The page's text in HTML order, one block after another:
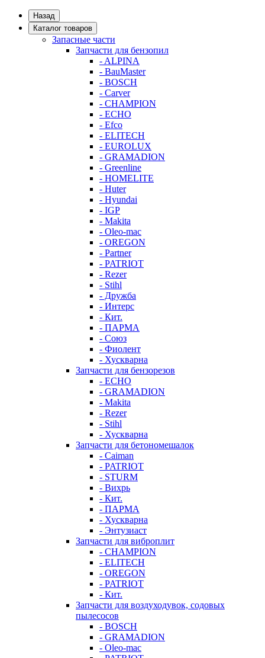
Назад
Каталог товаров
Запасные части
Запчасти для бензопил
- ALPINA
- BauMaster
- BOSCH
- Carver
- CHAMPION
- ECHO
- Efco
- ELITECH
- EUROLUX
- GRAMADION
- Greenline
- HOMELITE
- Huter
- Hyundai
- IGP
- Makita
- Oleo-mac
- OREGON
- Partner
- PATRIOT
- Rezer
- Stihl
- Дружба
- Интерс
- Кит.
- ПАРМА
- Союз
- Фиолент
- Хускварна
Запчасти для бензорезов
- ECHO
- GRAMADION
- Makita
- Rezer
- Stihl
- Хускварна
Запчасти для бетономешалок
- Caiman
- PATRIOT
- STURM
- Вихрь
- Кит.
- ПАРМА
- Хускварна
- Энтузиаст
Запчасти для виброплит
- CHAMPION
- ELITECH
- OREGON
- PATRIOT
- Кит.
Запчасти для воздуходувок, содовых
пылесосов
- BOSCH
- GRAMADION
- Oleo-mac